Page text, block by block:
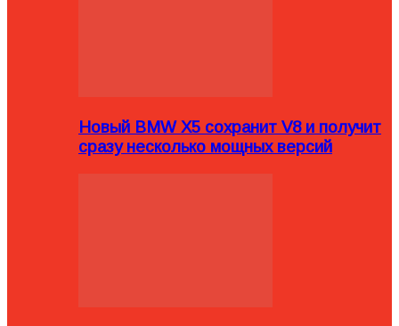
Новый BMW X5 сохранит V8 и получит
сразу несколько мощных версий